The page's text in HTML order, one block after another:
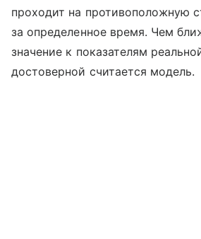
проходит на противоположную
за определенное время. Чем
значение к показателям
достоверной считается модель.